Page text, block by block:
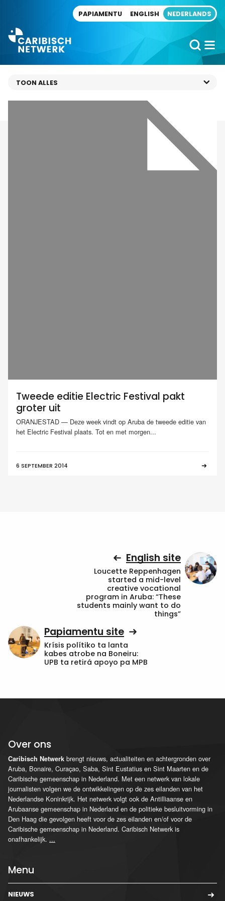
PAPIAMENTU ENGLISH NEDERLANDS
Tweede editie Electric Festival pakt
groter uit
ORANJESTAD — Deze week vindt op Aruba de tweede editie van
het Electric Festival plaats. Tot en met morgen...
6 SEPTEMBER 2014
English site
Loucette Reppenhagen
started a mid-level
creative vocational
program in Aruba: “These
students mainly want to do
things”
Papiamentu site
Krísis polítiko ta lanta
kabes atrobe na Boneiru:
UPB ta retirá apoyo pa MPB
Over ons
Caribisch Netwerk brengt nieuws, actualiteiten en achtergronden over
Aruba, Bonaire, Curaçao, Saba, Sint Eustatius en Sint Maarten en de
Caribische gemeenschap in Nederland. Met een netwerk van lokale
journalisten volgen we de ontwikkelingen op de zes eilanden van het
Nederlandse Koninkrijk. Het netwerk volgt ook de Antilliaanse en
Arubaanse gemeenschap in Nederland en de politieke besluitvorming in
Den Haag die gevolgen heeft voor de zes eilanden en/of voor de
Caribische gemeenschap in Nederland. Caribisch Netwerk is
onafhankelijk. ...
Menu
NIEUWS